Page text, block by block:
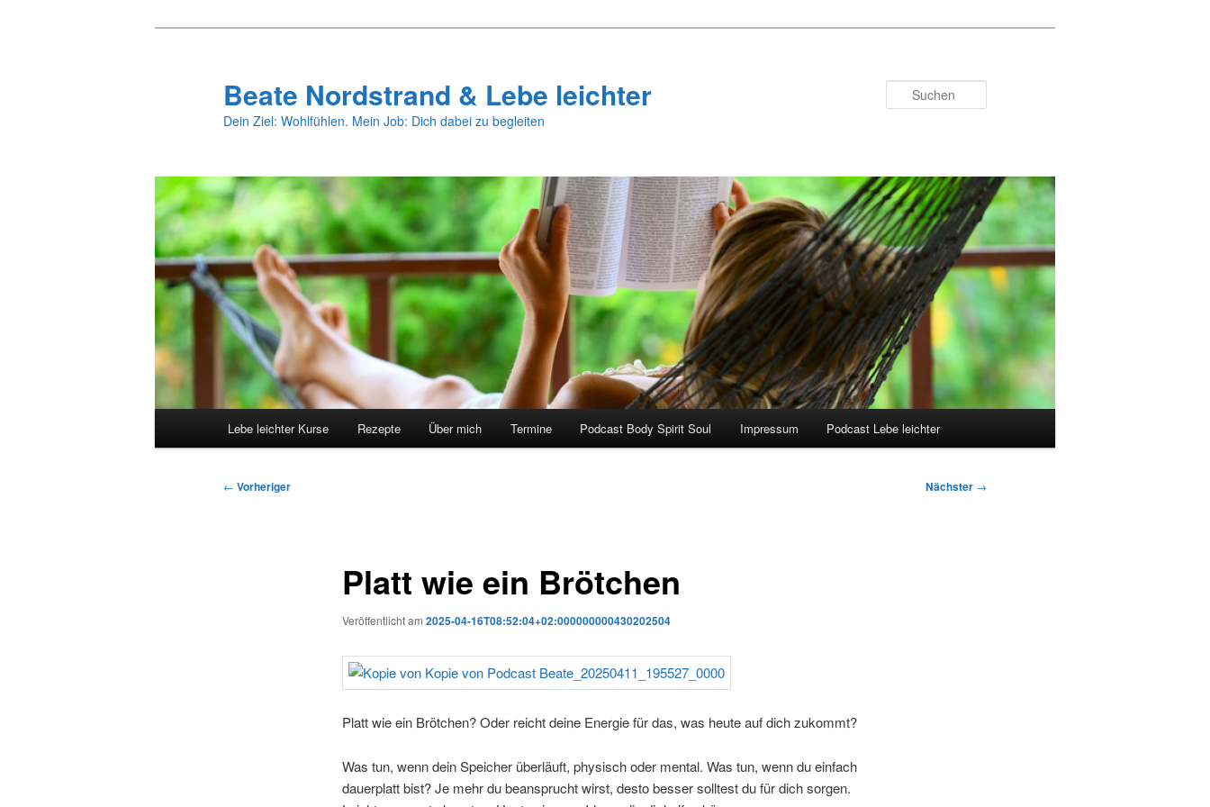
Beate Nordstrand & Lebe leichter
Dein Ziel: Wohlfühlen. Mein Job: Dich dabei zu begleiten
Lebe leichter Kurse Rezepte Über mich Termine Podcast Body Spirit Soul Impressum Podcast Lebe leichter
Beitragsnavigation
← Vorheriger Nächster →
Platt wie ein Brötchen
Veröffentlicht am 2025-04-16T08:52:04+02:000000000430202504
Platt wie ein Brötchen? Oder reicht deine Energie für das, was heute auf dich zukommt?
Was tun, wenn dein Speicher überläuft, physisch oder mental. Was tun, wenn du einfach
dauerplatt bist? Je mehr du beansprucht wirst, desto besser solltest du für dich sorgen.